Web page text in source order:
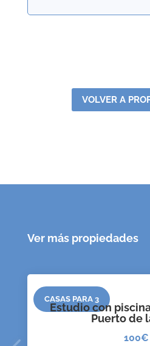
VOLVER A
Ver más propiedades
CASAS PARA 3
Estudio con
Puerto de
100€